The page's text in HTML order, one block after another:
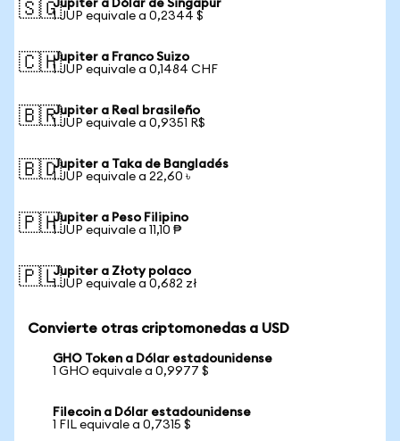
🇸🇬Jupiter a Dólar de Singapur
1 JUP equivale a 0,2344 $
🇨🇭Jupiter a Franco Suizo
1 JUP equivale a 0,1484 CHF
🇧🇷Jupiter a Real brasileño
1 JUP equivale a 0,9351 R$
🇧🇩Jupiter a Taka de Bangladés
1 JUP equivale a 22,60 ৳
🇵🇭Jupiter a Peso Filipino
1 JUP equivale a 11,10 ₱
🇵🇱Jupiter a Złoty polaco
1 JUP equivale a 0,682 zł
Convierte otras criptomonedas a USD
GHO Token a Dólar estadounidense
1 GHO equivale a 0,9977 $
Filecoin a Dólar estadounidense
1 FIL equivale a 0,7315 $